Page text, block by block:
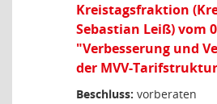
Kreistagsfraktion
Sebastian Leiß) vom
"Verbesserung und
der MVV-
Beschluss: vorberaten